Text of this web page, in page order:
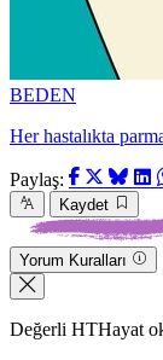
BEDEN
Her hastalıkta
Paylaş:
Kaydet
Yorum Kuralları
Değerli HTHayat